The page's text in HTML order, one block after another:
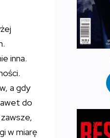
inna.
a gdy
do
w miarę